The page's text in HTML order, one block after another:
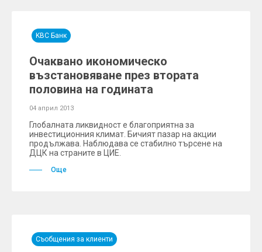
KBC Банк
Очаквано икономическо
възстановяване през втората
половина на годината
04 април 2013
Глобалната ликвидност е благоприятна за
инвестиционния климат. Бичият пазар на акции
продължава. Наблюдава се стабилно търсене на
ДЦК на страните в ЦИЕ.
Още
Съобщения за клиенти